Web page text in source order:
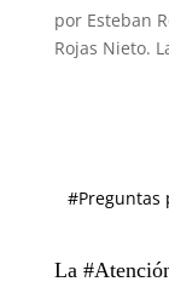
por Esteban
Rojas Nieto.
#Preguntas
La